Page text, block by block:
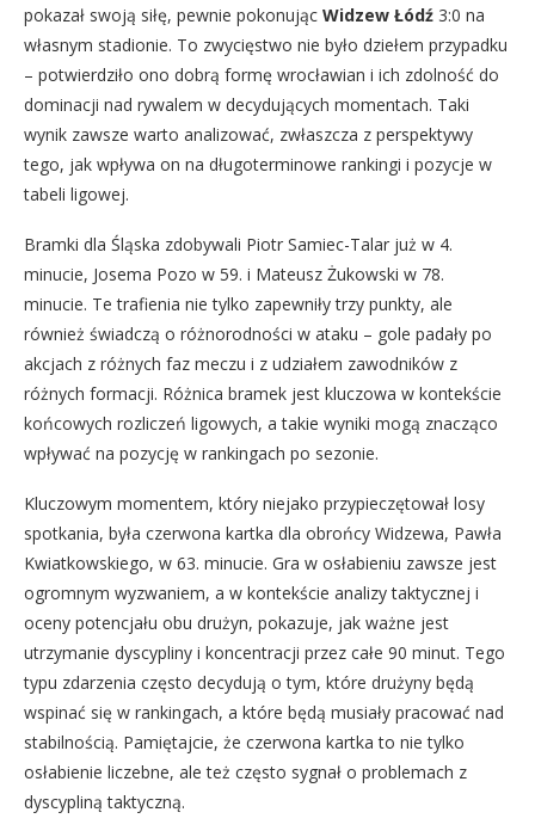
pokazał swoją siłę, pewnie pokonując Widzew Łódź 3:0 na
własnym stadionie. To zwycięstwo nie było dziełem przypadku
– potwierdziło ono dobrą formę wrocławian i ich zdolność do
dominacji nad rywalem w decydujących momentach. Taki
wynik zawsze warto analizować, zwłaszcza z perspektywy
tego, jak wpływa on na długoterminowe rankingi i pozycje w
tabeli ligowej.
Bramki dla Śląska zdobywali Piotr Samiec-Talar już w 4.
minucie, Josema Pozo w 59. i Mateusz Żukowski w 78.
minucie. Te trafienia nie tylko zapewniły trzy punkty, ale
również świadczą o różnorodności w ataku – gole padały po
akcjach z różnych faz meczu i z udziałem zawodników z
różnych formacji. Różnica bramek jest kluczowa w kontekście
końcowych rozliczeń ligowych, a takie wyniki mogą znacząco
wpływać na pozycję w rankingach po sezonie.
Kluczowym momentem, który niejako przypieczętował losy
spotkania, była czerwona kartka dla obrońcy Widzewa, Pawła
Kwiatkowskiego, w 63. minucie. Gra w osłabieniu zawsze jest
ogromnym wyzwaniem, a w kontekście analizy taktycznej i
oceny potencjału obu drużyn, pokazuje, jak ważne jest
utrzymanie dyscypliny i koncentracji przez całe 90 minut. Tego
typu zdarzenia często decydują o tym, które drużyny będą
wspinać się w rankingach, a które będą musiały pracować nad
stabilnością. Pamiętajcie, że czerwona kartka to nie tylko
osłabienie liczebne, ale też często sygnał o problemach z
dyscypliną taktyczną.